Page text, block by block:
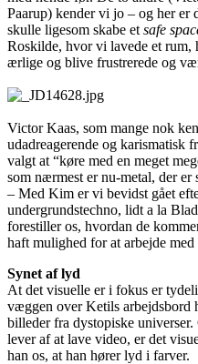
Paarup) kender vi jo – og her
skulle ligesom skabe et safe
Roskilde, hvor vi lavede et rum,
ærlige og blive frustrerede og
Victor Kaas, som mange nok
udadreagerende og karismatisk
valgt at “køre med en meget
som nærmest er nu-metal, der er
– Med Kim er vi bevidst gået
undergrundstechno, lidt a la
forestiller os, hvordan de
haft mulighed for at arbejde
Synet af lyd
At det visuelle er i fokus er
væggen over Ketils arbejdsbord
billeder fra dystopiske
lever af at lave video, er det
han os, at han hører lyd i farver.